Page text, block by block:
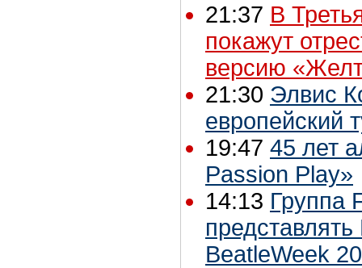
21:37 В
покажут
версию
21:30 Элвис
европейский
19:47 45 лет
Passion Play»
14:13 Группа
BeatleWeek